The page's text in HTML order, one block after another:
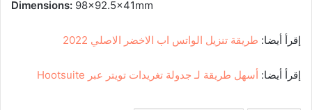
Dimensions: 98×92.5x41mm
إقرأ أيضا: طريقة تنزيل الواتس اب الاخضر الاصلي 2022
إقرأ أيضا: أسهل طريقة لـ جدولة تغريدات تويتر عبر Hootsuite